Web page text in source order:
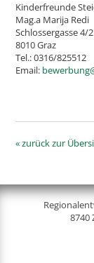
Kinderfreunde
Mag.a Marija Redi
Schlossergasse 4/2
8010 Graz
Tel.: 0316/825512
Email:
« zurück zur
8740